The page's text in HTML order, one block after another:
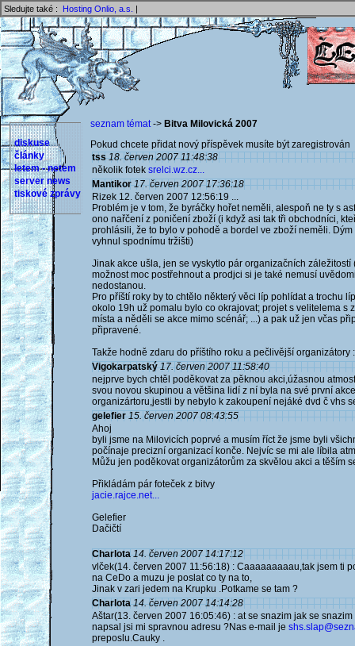
Sledujte také : Hosting Onlio, a.s. |
diskuse
články
letem - netem
server news
tiskové zprávy
seznam témat-> Bitva Milovická 2007
Pokud chcete přidat nový příspěvek musíte být
tss 18. červen 2007 11:48:38
několik fotek srelci.wz.cz...
Mantikor 17. červen 2007 17:36:18
Rizek 12. červen 2007 12:56:19 ...
Problém je v tom, že byráčky hořet neměli, alespoň ne ty s
ono nařčení z poničení zboží (i když asi tak tři obchodníci,
prohlásili, že to bylo v pohodě a bordel ve zboží neměli.
vyhnul spodnímu tržišti)
Jinak akce ušla, jen se vyskytlo pár organizačních
možnost moc postřehnout a prodjci si je také nemusí
nedostanou.
Pro příští roky by to chtělo některý věci líp pohlídat a trochu
okolo 19h už pomalu bylo co okrajovat; projet s velitelema s
místa a něděli se akce mimo scénář; ...) a pak už jen včas
připravené.
Takže hodně zdaru do příštího roku a pečlivější organizátory
Vigokarpatský 17. červen 2007 11:58:40
nejprve bych chtěl poděkovat za pěknou akci,úžasnou
svou novou skupinou a většina lidí z ní byla na své první
organizártoru,jestli by nebylo k zakoupení nejáké dvd č vhs
gelefier 15. červen 2007 08:43:55
Ahoj
byli jsme na Milovicích poprvé a musím říct že jsme byli
počínaje precizní organizací konče. Nejvíc se mi ale líbila
Můžu jen poděkovat organizátorům za skvělou akci a těším
Přikládám pár foteček z bitvy
jacie.rajce.net...
Gelefier
Dačičtí
Charlota 14. červen 2007 14:17:12
vlček(14. červen 2007 11:56:18) : Caaaaaaaaau,tak jsem ti
na CeDo a muzu je poslat co ty na to,
Jinak v zari jedem na Krupku .Potkame se tam ?
Charlota 14. červen 2007 14:14:28
Aštar(13. červen 2007 16:05:46) : at se snazim jak se
napsal jsi mi spravnou adresu ?Nas e-mail je
preposlu.Cauky .